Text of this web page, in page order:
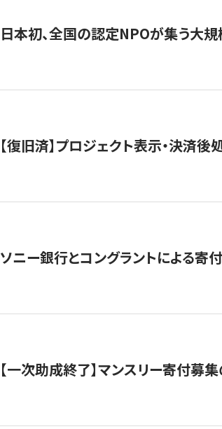
日本初、全国の認定NPOが集う大
【復旧済】プロジェクト表示・決済
ソニー銀行とコングラントによる寄
【一次助成終了】マンスリー寄付募